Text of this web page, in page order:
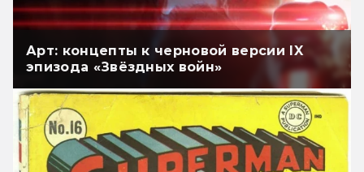
Арт: концепты к черновой версии IX
эпизода «Звёздных войн»